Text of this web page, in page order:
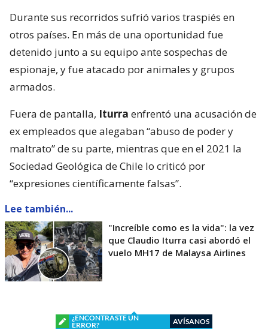
Durante sus recorridos sufrió varios traspiés en
otros países. En más de una oportunidad fue
detenido junto a su equipo ante sospechas de
espionaje, y fue atacado por animales y grupos
armados.
Fuera de pantalla, Iturra enfrentó una acusación de
ex empleados que alegaban “abuso de poder y
maltrato” de su parte, mientras que en el 2021 la
Sociedad Geológica de Chile lo criticó por
“expresiones científicamente falsas”.
Lee también...
"Increíble como es la vida": la vez
que Claudio Iturra casi abordó el
vuelo MH17 de Malaysa Airlines
¿ENCONTRASTE UN
ERROR?
AVÍSANOS